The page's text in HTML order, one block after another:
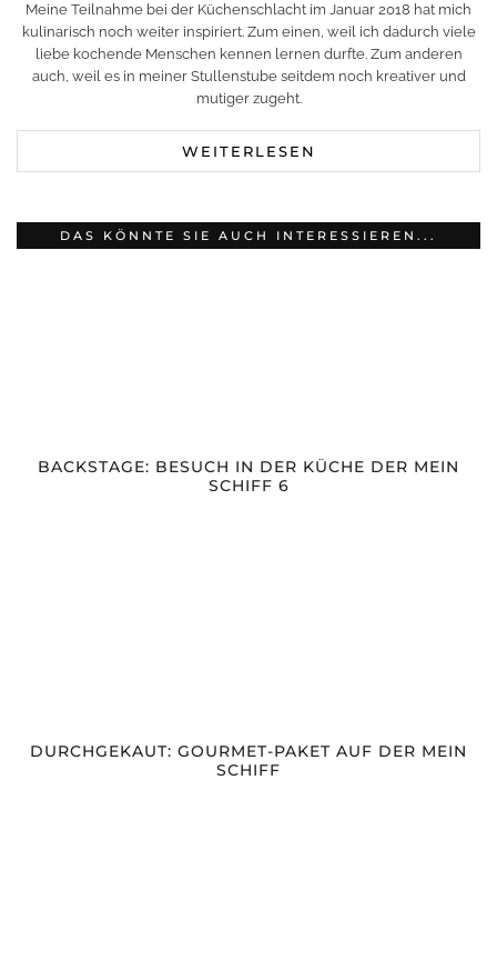
Meine Teilnahme bei der Küchenschlacht im Januar 2018 hat mich
kulinarisch noch weiter inspiriert. Zum einen, weil ich dadurch viele
liebe kochende Menschen kennen lernen durfte. Zum anderen
auch, weil es in meiner Stullenstube seitdem noch kreativer und
mutiger zugeht.
WEITERLESEN
DAS KÖNNTE SIE AUCH INTERESSIEREN...
BACKSTAGE: BESUCH IN DER KÜCHE DER MEIN
SCHIFF 6
DURCHGEKAUT: GOURMET-PAKET AUF DER MEIN
SCHIFF